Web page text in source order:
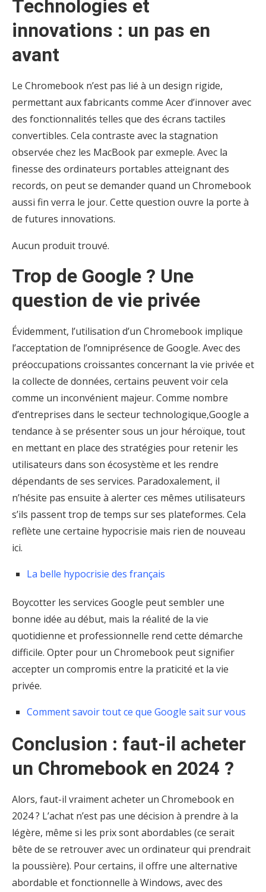
Technologies et
innovations : un pas en
avant
Le Chromebook n’est pas lié à un design rigide,
permettant aux fabricants comme Acer d’innover avec
des fonctionnalités telles que des écrans tactiles
convertibles. Cela contraste avec la stagnation
observée chez les MacBook par exmeple. Avec la
finesse des ordinateurs portables atteignant des
records, on peut se demander quand un Chromebook
aussi fin verra le jour. Cette question ouvre la porte à
de futures innovations.
Aucun produit trouvé.
Trop de Google ? Une
question de vie privée
Évidemment, l’utilisation d’un Chromebook implique
l’acceptation de l’omniprésence de Google. Avec des
préoccupations croissantes concernant la vie privée et
la collecte de données, certains peuvent voir cela
comme un inconvénient majeur. Comme nombre
d’entreprises dans le secteur technologique,Google a
tendance à se présenter sous un jour héroïque, tout
en mettant en place des stratégies pour retenir les
utilisateurs dans son écosystème et les rendre
dépendants de ses services. Paradoxalement, il
n’hésite pas ensuite à alerter ces mêmes utilisateurs
s’ils passent trop de temps sur ses plateformes. Cela
reflète une certaine hypocrisie mais rien de nouveau
ici.
La belle hypocrisie des français
Boycotter les services Google peut sembler une
bonne idée au début, mais la réalité de la vie
quotidienne et professionnelle rend cette démarche
difficile. Opter pour un Chromebook peut signifier
accepter un compromis entre la praticité et la vie
privée.
Comment savoir tout ce que Google sait sur vous
Conclusion : faut-il acheter
un Chromebook en 2024 ?
Alors, faut-il vraiment acheter un Chromebook en
2024 ? L’achat n’est pas une décision à prendre à la
légère, même si les prix sont abordables (ce serait
bête de se retrouver avec un ordinateur qui prendrait
la poussière). Pour certains, il offre une alternative
abordable et fonctionnelle à Windows, avec des